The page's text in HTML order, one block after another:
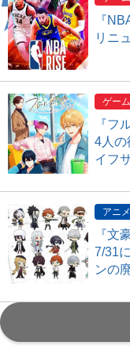
『
リニ
ゲーム
『フ
4人の
イフ
アニ
『文
7/31
ンの